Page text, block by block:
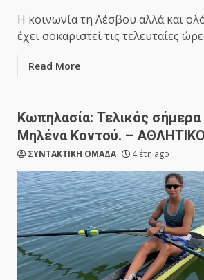
Η κοινωνία τη Λέσβου αλλά και
έχει σοκαριστεί τις τελευταίες
Read More
Κωπηλασία: Τελικός σήμερα
Μηλένα Κοντού. –
ΣΥΝΤΑΚΤΙΚΗ ΟΜΑΔΑ 4 έτη ago